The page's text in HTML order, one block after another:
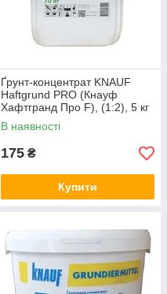
Ґрунт-концентрат KNAUF
Haftgrund PRO (Кнауф
Хафтгранд Про F), (1:2), 5 кг
В наявності
175 ₴
Купити